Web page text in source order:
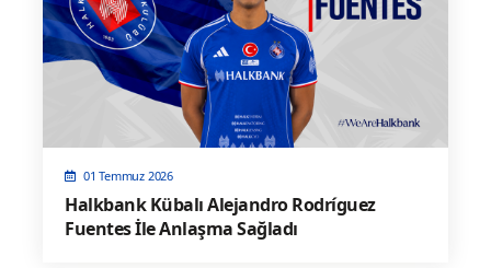
01 Temmuz 2026
Halkbank Kübalı Alejandro Rodríguez
Fuentes İle Anlaşma Sağladı